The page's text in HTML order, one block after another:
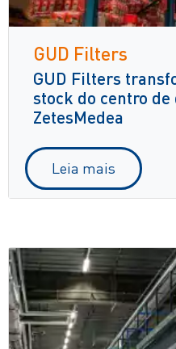
GUD Filters
GUD Filters
stock do centro
ZetesMedea
Leia mais